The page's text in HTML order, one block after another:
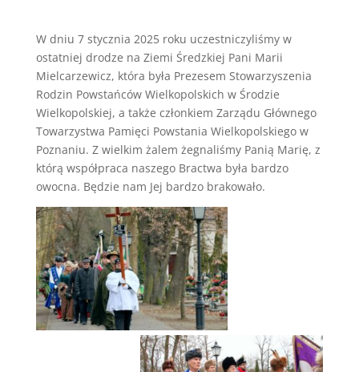
W dniu 7 stycznia 2025 roku uczestniczyliśmy w
ostatniej drodze na Ziemi Średzkiej Pani Marii
Mielcarzewicz, która była Prezesem Stowarzyszenia
Rodzin Powstańców Wielkopolskich w Środzie
Wielkopolskiej, a także członkiem Zarządu Głównego
Towarzystwa Pamięci Powstania Wielkopolskiego w
Poznaniu. Z wielkim żalem żegnaliśmy Panią Marię, z
którą współpraca naszego Bractwa była bardzo
owocna. Będzie nam Jej bardzo brakowało.